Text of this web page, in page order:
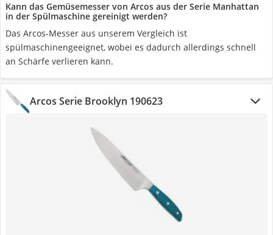
Kann das Gemüsemesser von Arcos aus der Serie Manhattan
in der Spülmaschine gereinigt werden?
Das Arcos-Messer aus unserem Vergleich ist
spülmaschinengeeignet, wobei es dadurch allerdings schnell
an Schärfe verlieren kann.
Arcos Serie Brooklyn 190623